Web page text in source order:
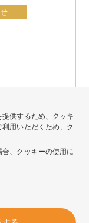
供するため、クッキ
用いただくため、ク
、クッキーの使用に